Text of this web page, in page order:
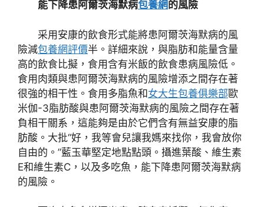
能下降患阿爾茨海默病包養網的風險
采用安康的飲食形式能將患阿爾茨海默病的風
險減包養網評價半。詳細來說，與脂肪和能量含量
高的飲食比擬，食用含有米飯的飲食患病風險低。
食用肉類與患阿爾茨海默病的風險增添之間存在著
很強的相干性。食用多脂魚和女大生包養俱樂部歐
米伽-3脂肪酸與患阿爾茨海默病的風險之間存在著
負相干關系，這能夠是由於它們含有無益安康的脂
肪酸。大批“好，我等會兒讓我媽來找你，我會放你
自由的。”藍玉華堅定地點點頭。攝進葉酸、維生素
E和維生素C，以及多吃魚，能下降患阿爾茨海默病
的風險。